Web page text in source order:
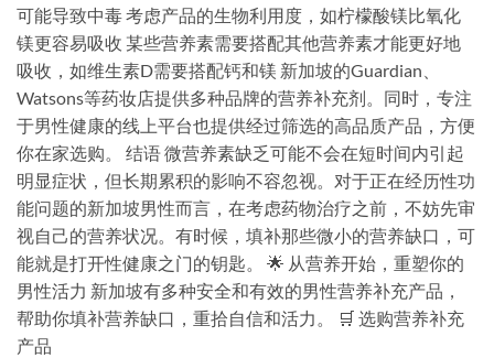
可能导致中毒 考虑产品的生物利用度，如柠檬酸镁比氧化
镁更容易吸收 某些营养素需要搭配其他营养素才能更好地
吸收，如维生素D需要搭配钙和镁 新加坡的Guardian、
Watsons等药妆店提供多种品牌的营养补充剂。同时，专注
于男性健康的线上平台也提供经过筛选的高品质产品，方便
你在家选购。 结语 微营养素缺乏可能不会在短时间内引起
明显症状，但长期累积的影响不容忽视。对于正在经历性功
能问题的新加坡男性而言，在考虑药物治疗之前，不妨先审
视自己的营养状况。有时候，填补那些微小的营养缺口，可
能就是打开性健康之门的钥匙。 🌟 从营养开始，重塑你的
男性活力 新加坡有多种安全和有效的男性营养补充产品，
帮助你填补营养缺口，重拾自信和活力。 🛒 选购营养补充
产品